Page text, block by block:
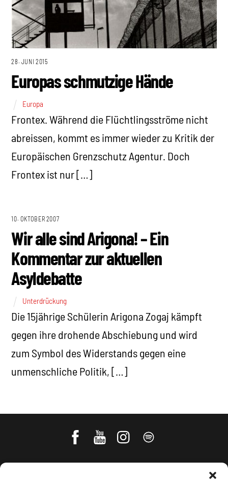
28. JUNI 2015
Europas schmutzige Hände
Europa
Frontex. Während die Flüchtlingsströme nicht
abreissen, kommt es immer wieder zu Kritik der
Europäischen Grenzschutz Agentur. Doch
Frontex ist nur […]
10. OKTOBER 2007
Wir alle sind Arigona! – Ein
Kommentar zur aktuellen
Asyldebatte
Unterdrückung
Die 15jährige Schülerin Arigona Zogaj kämpft
gegen ihre drohende Abschiebung und wird
zum Symbol des Widerstands gegen eine
unmenschliche Politik, […]